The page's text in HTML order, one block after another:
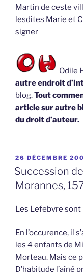
Martin de ceste
lesdites Marie et
signer
Odile
autre endroit
blog.Tout
article sur autre
du droit d’auteur.
PUBLIÉ
LE
26 DÉCEMBRE
Succession
Morannes,
Les Lefebvre sont
En l’occurence, il
les 4 enfants de
Morteau. Mais ce
D’habitude l’aîné